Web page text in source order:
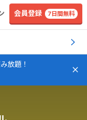
会員登録 7日間無料
放題！